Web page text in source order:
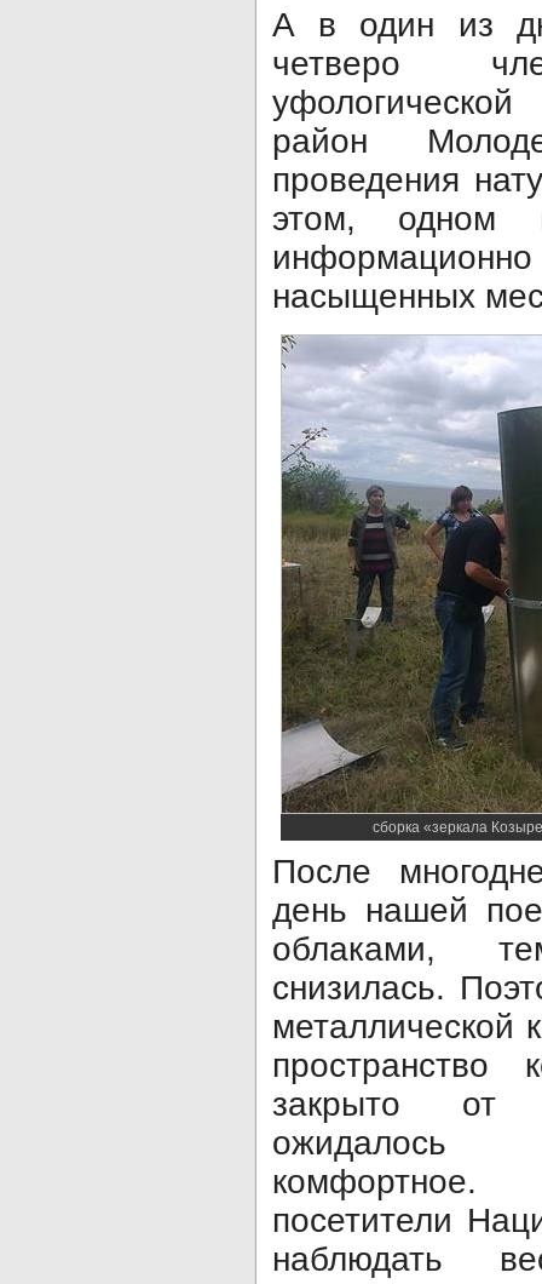
А в один из
четверо
район
проведения
этом, одном
насыщенных
сборка «зеркала
После
день нашей
облаками,
снизилась.
металлической
пространство
закрыто от
ожидалось
посетители
наблюдать